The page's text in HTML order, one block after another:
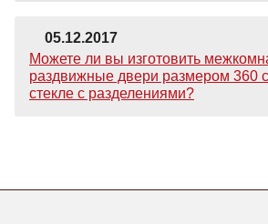
05.12.2017
Можете ли вы изготовить
раздвижные двери размером 360
стекле с разделениями?